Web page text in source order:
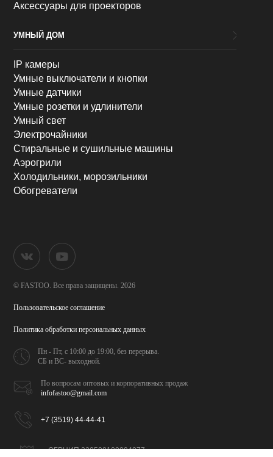
Аксессуары для проекторов
УМНЫЙ ДОМ
IP камеры
Умные выключатели и кнопки
Умные датчики
Умные розетки и удлинители
Умный свет
Электрочайники
Стиральные и сушильные машины
Аэрогрили
Холодильники, морозильники
Обогреватели
© FASTOO. Все права защищены. 2026
Пользовательское соглашение
Политика обработкиперсональных данных
Пн - Пт, с 10:00 до 19:00,без перерыва.
СБ и ВС- выходной.
По вопросам оптовых икорпоративных продаж
infofastoo@gmail.com
+7 (3519) 44-44-41
ОГРНИП 320508100094077